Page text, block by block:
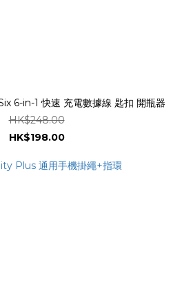
6-in-1 快速 充電數據線 匙扣 開瓶器
HK$248.00
HK$198.00